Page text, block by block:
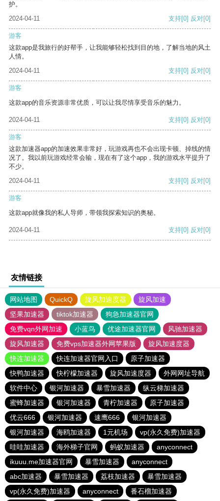
护。
2024-04-11
支持[0] 反对[0]
游客
这款app是我旅行的好帮手，让我能够轻松找到目的地，了解当地的风土
人情。
2024-04-11
支持[0] 反对[0]
游客
这款app的音乐资源非常优质，可以让我尽情享受音乐的魅力。
2024-04-11 支持[0] 反对[0]
游客
这款加速器app的加速效果非常好，玩游戏再也不会出现卡顿、掉线的情
况了。我以前玩游戏经常会输，现在有了这个app，我的游戏水平提升了
不少。
2024-04-11
支持[0] 反对[0]
游客
这款app就像我的私人导师，带领我探索知识的奥秘。
2024-04-11 支持[0] 反对[0]
友情链接
网站地图 QuickQ 旋风加速度器
旋风加速
坚果加速器
tiktok加速器
狗急加速器官网
免费vqn外网加速
小蓝鸟 优途加速器官网
风驰加速器
旋风加速器
免费vps加速器外网苹果版
旋风加速度器
快连加速器
快连加速器官网入口
原子加速器
快鸭加速器
快柠檬加速器 旋风加速度器
外网网址导航
软件中心
银河加速器 暴雪加速器
纵云梯加速器
蜜蜂加速器
银河加速器 青柠加速器
原子加速器
优云666
银河加速器 速鹰666
银河加速器
银河加速器
海鸥加速器 1元机场
vp(永久免费)加速器
哇哇加速器
海外梯子官网 蚂蚁加速器
anyconnect
ikuuu.me加速器官网
暴雪加速器
anyconnect
abc加速器
暴雪加速器 荔枝加速器
暴雪加速器
vp(永久免费)加速器
anyconnect 番石榴加速器